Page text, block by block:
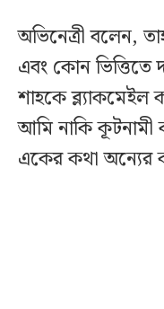
অভিনেত্রী বলেন,
এবং কোন ভিত্তিতে
শাহকে ব্ল্যাকমেইল
আমি নাকি কূটনামী
একের কথা অন্যের